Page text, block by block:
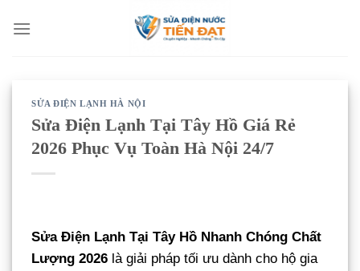
qua
SỬA ĐIỆN LẠNH HÀ NỘI
Sửa Điện Lạnh Tại Tây Hồ Giá Rẻ
2026 Phục Vụ Toàn Hà Nội 24/7
Sửa Điện Lạnh Tại Tây Hồ Nhanh Chóng Chất
Lượng 2026 là giải pháp tối ưu dành cho hộ gia